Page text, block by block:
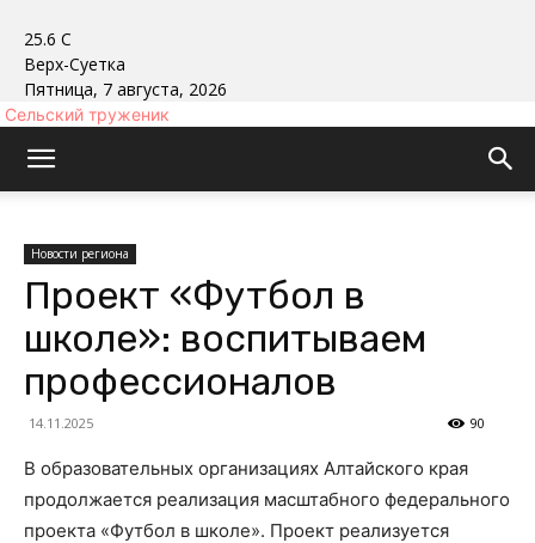
25.6 C
Верх-Суетка
Пятница, 7 августа, 2026
Сельский труженик
Новости региона
Проект «Футбол в
школе»: воспитываем
профессионалов
14.11.2025 90
В образовательных организациях Алтайского края
продолжается реализация масштабного федерального
проекта «Футбол в школе». Проект реализуется